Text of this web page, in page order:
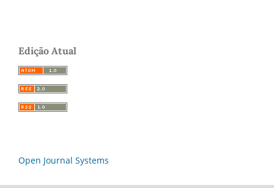
Edição Atual
Open Journal Systems